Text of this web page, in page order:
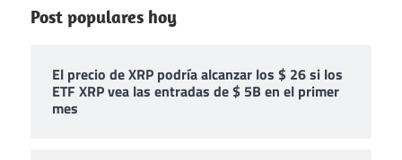
Post populares hoy
El precio de XRP podría alcanzar los $ 26 si los
ETF XRP vea las entradas de $ 5B en el primer
mes